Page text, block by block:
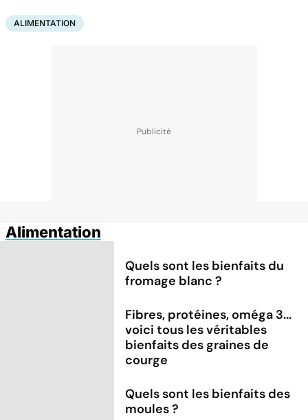
ALIMENTATION
Alimentation
Quels sont les bienfaits du
fromage blanc ?
Fibres, protéines, oméga 3...
voici tous les véritables
bienfaits des graines de
courge
Quels sont les bienfaits des
moules ?